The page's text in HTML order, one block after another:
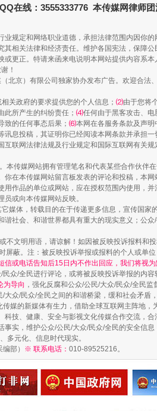
镜头丨大暑三秋近
同查同治破解风腐交织难题
QQ在线：3555333776 本传媒网律师团
规定和网络职业道德，承担法律范围内因你
相关法律和经济责任。维护各国宪法，保障
更正。特请来函来电说明本网站提供内容系
！
北京）有限公司独家协办发布广告。欢迎合法
关政府的要求提供您的个人信息； ⑵由于您将
所产生的纠纷责任； ⑷任何由于黑客攻击、
致的任何事态后果； ⑹本网在各服务条款及声明
息投稿，其证明你已经阅读本网条款并承担
联网法律法规及行业规定和国际互联网有关规
本传媒网站拥有管理笔名和代表某些合作伙伴
在本传媒网站留言板发表的评论和投稿，本
作品的单位或网站，应在授权范围内使用，并
或向本传媒网站反映。
媒体，转载目的在于传递更多信息，宣传国
社会、和谐世界都具有重大的现实意义；公
文明用语，请谅解！如因被反映投诉报料和
屏蔽。注：被反映投诉举报或报料的个人或单
信或电话告知后15日内不作出回应，我们将视为
众/全民进行评论，或将被反映投诉举报的内
为导向 ，强化反腐和公众/公民/大众/民众/全民
众/民众/全民之间的和谐桥梁，缓和社会矛盾
媒的新媒体有生力，借助全球互联网主阵地，
技、健康、安全与影视文化传媒合作交流，
实，维护公众/公民/大众/民众/全民的安全信
多元化、信息时代现实。
部） ※ 联系电话： 010-89525216。